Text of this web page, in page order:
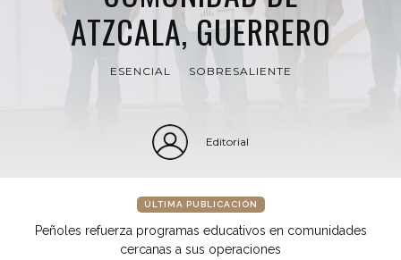
ATZCALA, GUERRERO
ESENCIAL SOBRESALIENTE
Editorial
ÚLTIMA PUBLICACIÓN
Peñoles refuerza programas educativos en comunidades
cercanas a sus operaciones